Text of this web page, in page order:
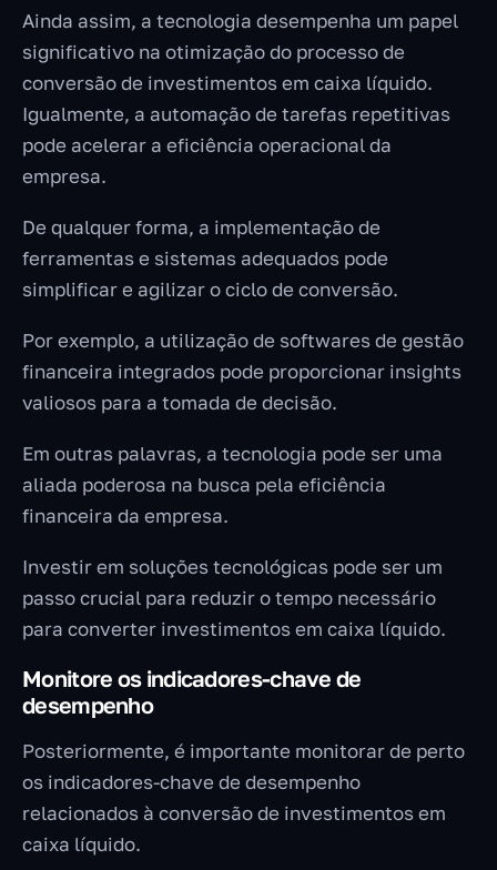
Ainda assim, a tecnologia desempenha um papel
significativo na otimização do processo de
conversão de investimentos em caixa líquido.
Igualmente, a automação de tarefas repetitivas
pode acelerar a eficiência operacional da
empresa.
De qualquer forma, a implementação de
ferramentas e sistemas adequados pode
simplificar e agilizar o ciclo de conversão.
Por exemplo, a utilização de softwares de gestão
financeira integrados pode proporcionar insights
valiosos para a tomada de decisão.
Em outras palavras, a tecnologia pode ser uma
aliada poderosa na busca pela eficiência
financeira da empresa.
Investir em soluções tecnológicas pode ser um
passo crucial para reduzir o tempo necessário
para converter investimentos em caixa líquido.
Monitore os indicadores-chave de
desempenho
Posteriormente, é importante monitorar de perto
os indicadores-chave de desempenho
relacionados à conversão de investimentos em
caixa líquido.